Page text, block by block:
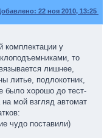
22 ноя 2010, 13:25
комплектации у
то
лишнее,
литье, подлокотник,
было хорошо до тест-
мой взгляд автомат
чудо поставили)